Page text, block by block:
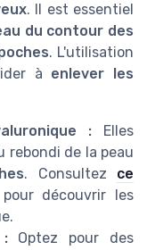
. Il est essentiel
du contour des
. L'utilisation
à enlever les
: Elles
de la peau
. Consultez ce
pour découvrir les
:Optez pour des